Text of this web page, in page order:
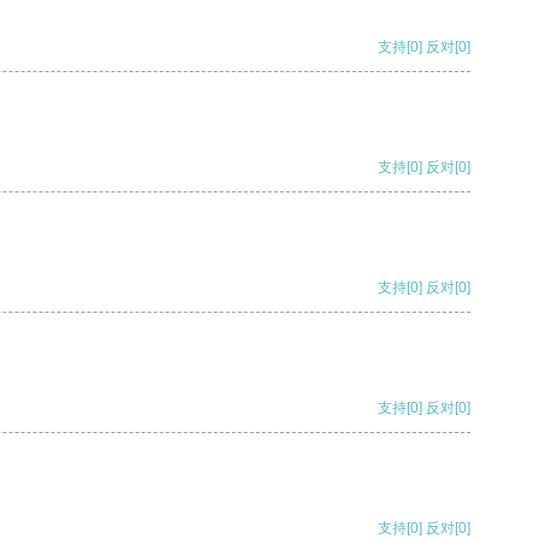
支持[0] 反对[0]
支持[0] 反对[0]
支持[0] 反对[0]
支持[0] 反对[0]
支持[0] 反对[0]